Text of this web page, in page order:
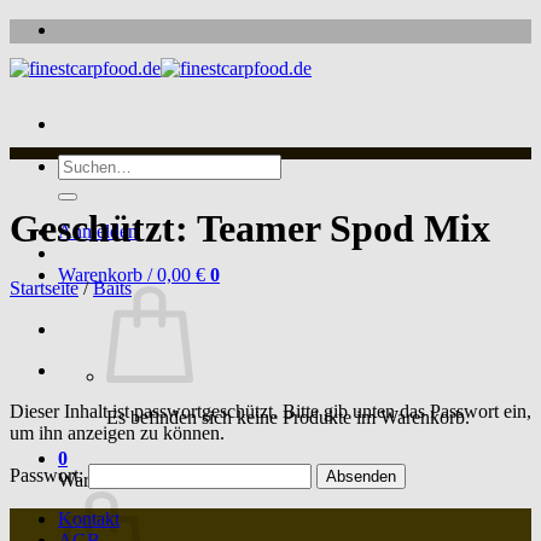
Zum
Inhalt
springen
Suche
nach:
Anmelden
Warenkorb /0,00 € 0
Es befinden sich keine Produkte im Warenkorb.
0
Warenkorb
Geschützt: Teamer Spod Mix
Startseite / Baits
Dieser Inhalt ist passwortgeschützt. Bitte gib unten das Passwort ein,
um ihn anzeigen zu können.
Passwort:
Kontakt